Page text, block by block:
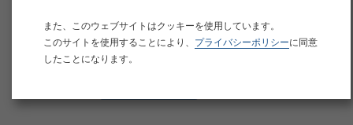
また、このウェブサイトはクッキーを使用しています。
このサイトを使用することにより、 プライバシーポリシーに同意
したことになります。